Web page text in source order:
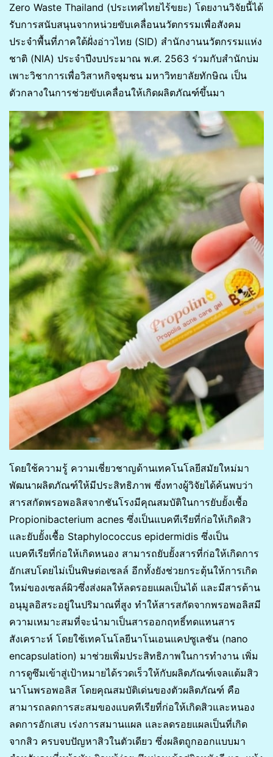
Zero Waste Thailand (ประเทศไทยไร้ขยะ) โดยงานวิจัยนี้ได้
รับการสนับสนุนจากหน่วยขับเคลื่อนนวัตกรรมเพื่อสังคม
ประจำพื้นที่ภาคใต้ฝั่งอ่าวไทย (SID) สำนักงานนวัตกรรมแห่ง
ชาติ (NIA) ประจำปีงบประมาณ พ.ศ. 2563 ร่วมกับสำนักบ่ม
เพาะวิชาการเพื่อวิสาหกิจชุมชน มหาวิทยาลัยทักษิณ เป็น
ตัวกลางในการช่วยขับเคลื่อนให้เกิดผลิตภัณฑ์ขึ้นมา
โดยใช้ความรู้ ความเชี่ยวชาญด้านเทคโนโลยีสมัยใหม่มา
พัฒนาผลิตภัณฑ์ให้มีประสิทธิภาพ ซึ่งทางผู้วิจัยได้ค้นพบว่า
สารสกัดพรอพอลิสจากชันโรงมีคุณสมบัติในการยับยั้งเชื้อ
Propionibacterium acnes ซึ่งเป็นแบคทีเรียที่ก่อให้เกิดสิว
และยับยั้งเชื้อ Staphylococcus epidermidis ซึ่งเป็น
แบคทีเรียที่ก่อให้เกิดหนอง สามารถยับยั้งสารที่ก่อให้เกิดการ
อักเสบโดยไม่เป็นพิษต่อเซลล์ อีกทั้งยังช่วยกระตุ้นให้การเกิด
ใหม่ของเซลล์ผิวซึ่งส่งผลให้ลดรอยแผลเป็นได้ และมีสารต้าน
อนุมูลอิสระอยู่ในปริมาณที่สูง ทำให้สารสกัดจากพรอพอลิสมี
ความเหมาะสมที่จะนำมาเป็นสารออกฤทธิ์ทดแทนสาร
สังเคราะห์ โดยใช้เทคโนโลยีนาโนเอนแคปซูเลชัน (nano
encapsulation) มาช่วยเพิ่มประสิทธิภาพในการทำงาน เพิ่ม
การดูซึมเข้าสู่เป้าหมายได้รวดเร็วให้กับผลิตภัณฑ์เจลแต้มสิว
นาโนพรอพอลิส โดยคุณสมบัติเด่นของตัวผลิตภัณฑ์ คือ
สามารถลดการสะสมของแบคทีเรียที่ก่อให้เกิดสิวและหนอง
ลดการอักเสบ เร่งการสมานแผล และลดรอยแผลเป็นที่เกิด
จากสิว ครบจบปัญหาสิวในตัวเดียว ซึ่งผลิตถูกออกแบบมา